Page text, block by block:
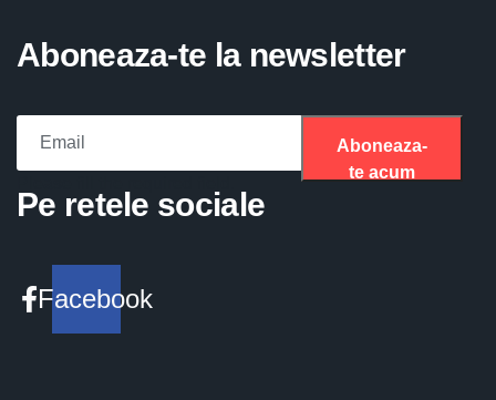
Aboneaza-te la newsletter
Aboneaza-
te acum
Pe retele sociale
Facebook